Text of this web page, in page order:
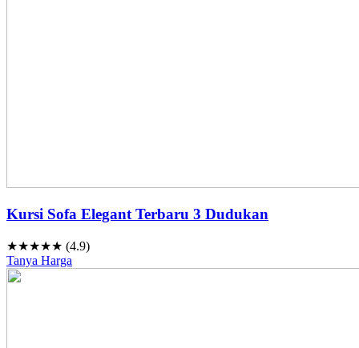
Kursi Sofa Elegant Terbaru 3 Dudukan
★★★★★ (4.9)
Tanya Harga